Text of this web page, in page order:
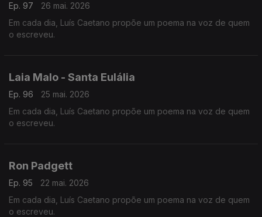
Ep. 97
26 mai. 2026
Em cada dia, Luís Caetano propõe um poema na voz de quem
o escreveu.
Laia Malo - Santa Eulália
Ep. 96
25 mai. 2026
Em cada dia, Luís Caetano propõe um poema na voz de quem
o escreveu.
Ron Padgett
Ep. 95
22 mai. 2026
Em cada dia, Luís Caetano propõe um poema na voz de quem
o escreveu.